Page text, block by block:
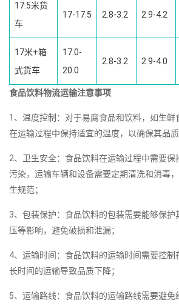
17.5米货
车
17-17.5 2.8-3.2 2.9-4.2
17米+箱
式货车
17.0-
20.0
2.8-3.2 2.9-4.0
食品饮料物流运输注意事项
1、温度控制：对于易腐食品和饮料，如生鲜
在运输过程中保持适宜的温度，以确保其品质
2、卫生安全：食品饮料在运输过程中需要保
污染，运输车辆和设备需要定期清洗和消毒
生规范；
3、包装保护：食品饮料的包装需要能够保护
压等影响，避免破损和泄漏；
4、运输时间：食品饮料的运输时间需要控制
长时间的运输导致品质下降；
5、运输路线：食品饮料的运输路线需要避免